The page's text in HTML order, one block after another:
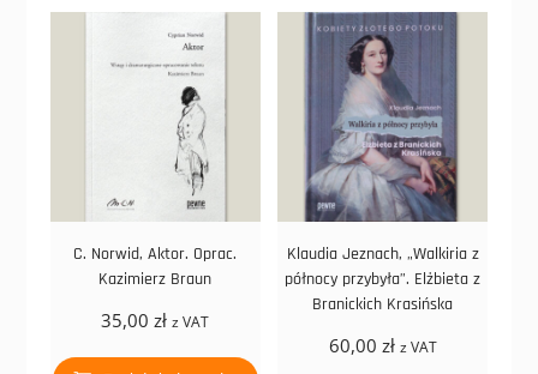
C. Norwid, Aktor. Oprac.
Kazimierz Braun
35,00zł z VAT
Klaudia Jeznach, „Walkiria z
północy przybyła”. Elżbieta z
Branickich Krasińska
60,00 zł z VAT